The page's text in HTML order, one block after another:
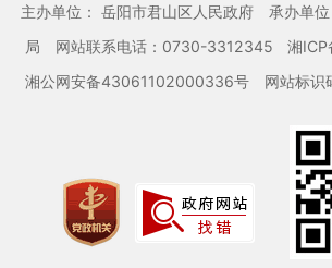
主办单位： 岳阳市君山区人民政府
承办单
局
网站联系电话：0730-3312345
湘
湘公网安备43061102000336号
网站标识